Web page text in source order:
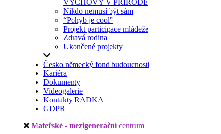
VÝCHOVY V PŘÍRODĚ
Nikdo nemusí být sám
“Pohyb je cool”
Projekt participace mládeže
Zdravá rodina
Ukončené projekty
Česko německý fond budoucnosti
Kariéra
Dokumenty
Videogalerie
Kontakty RADKA
GDPR
Mateřské - mezigenerační centrum